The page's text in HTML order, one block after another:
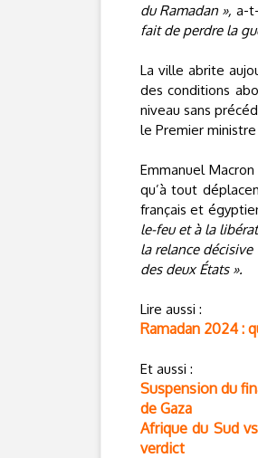
du Ramadan », a-
fait de perdre la
La ville abrite
des conditions
niveau sans
le Premier
Emmanuel
qu’à tout
français et
le-feu et à la
la relance
des deux États ».
Lire aussi :
Ramadan 2024 :
Et aussi :
Suspension du
de Gaza
Afrique du Sud
verdict